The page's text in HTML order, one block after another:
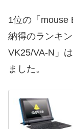
1位の「mouse
納得のランキ
VK25/VA-N」
ました。